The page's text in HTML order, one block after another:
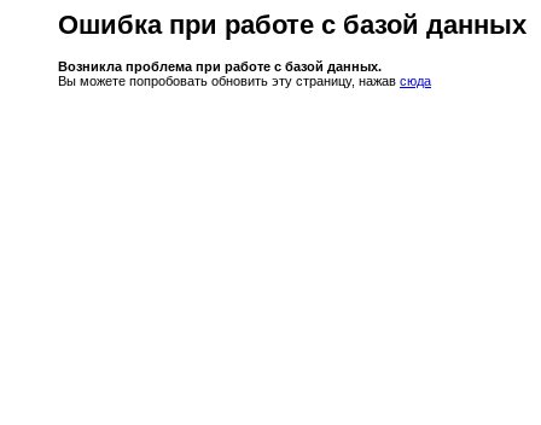
Ошибка при работе с базой данных
Возникла проблема при работе с базой данных.
Вы можете попробовать обновить эту страницу, нажав сюда